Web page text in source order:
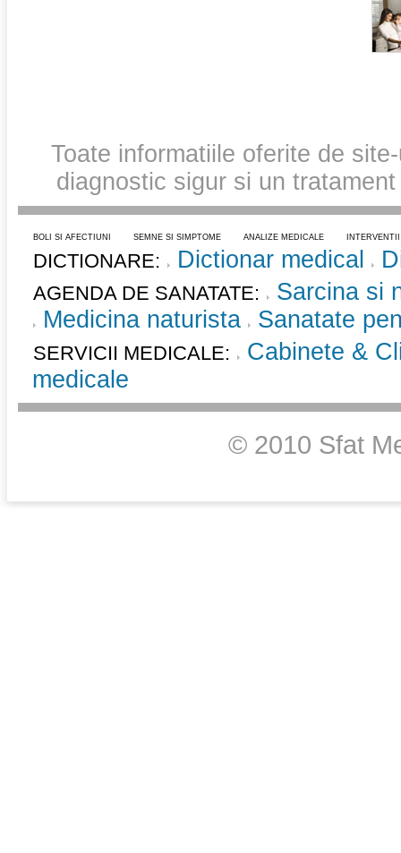
Toate informatiile oferite de
diagnostic sigur si un
BOLI SI AFECTIUNI SEMNE SI SIMPTOME ANALIZE MEDICALE
DICTIONARE: Dictionar medical
AGENDA DE SANATATE:
Sarcina si
Medicina naturista
Sanatate
SERVICII MEDICALE:
Cabinete &
medicale
© 2010 Sfat